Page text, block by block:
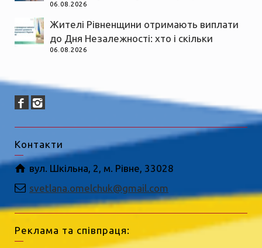
06.08.2026
Жителі Рівненщини отримають виплати
до Дня Незалежності: хто і скільки
06.08.2026
Контакти
вул. Шкільна, 2, м. Рівне, 33028
svetlana.omelchuk@gmail.com
Реклама та співпраця: